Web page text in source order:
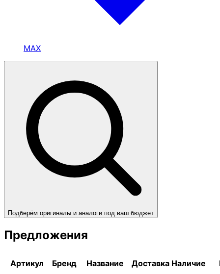
MAX
Подберём оригиналы и аналоги под ваш бюджет
Предложения
Артикул Бренд Название Доставка Наличие